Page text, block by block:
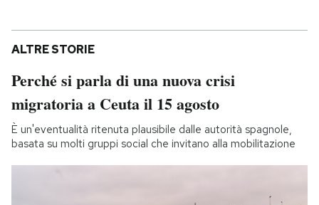
ALTRE STORIE
Perché si parla di una nuova crisi
migratoria a Ceuta il 15 agosto
È un'eventualità ritenuta plausibile dalle autorità spagnole,
basata su molti gruppi social che invitano alla mobilitazione